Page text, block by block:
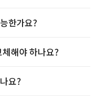
한가요?
해야 하나요?
요?